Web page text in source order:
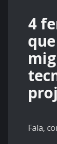
4
Fala,